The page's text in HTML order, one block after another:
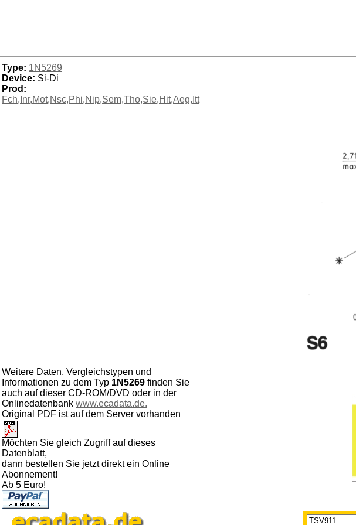
Type: 1N5269
Device: Si-Di
Prod:
Fch,Inr,Mot,Nsc,Phi,Nip,Sem,Tho,Sie,Hit,Aeg,Itt
Weitere Daten, Vergleichstypen und
Informationen zu dem Typ 1N5269 finden Sie
auch auf dieser CD-ROM/DVD oder in der
Onlinedatenbank www.ecadata.de.
Original PDF ist auf dem Server vorhanden
Möchten Sie gleich Zugriff auf dieses
Datenblatt,
dann bestellen Sie jetzt direkt ein Online
Abonnement!
Ab 5 Euro!